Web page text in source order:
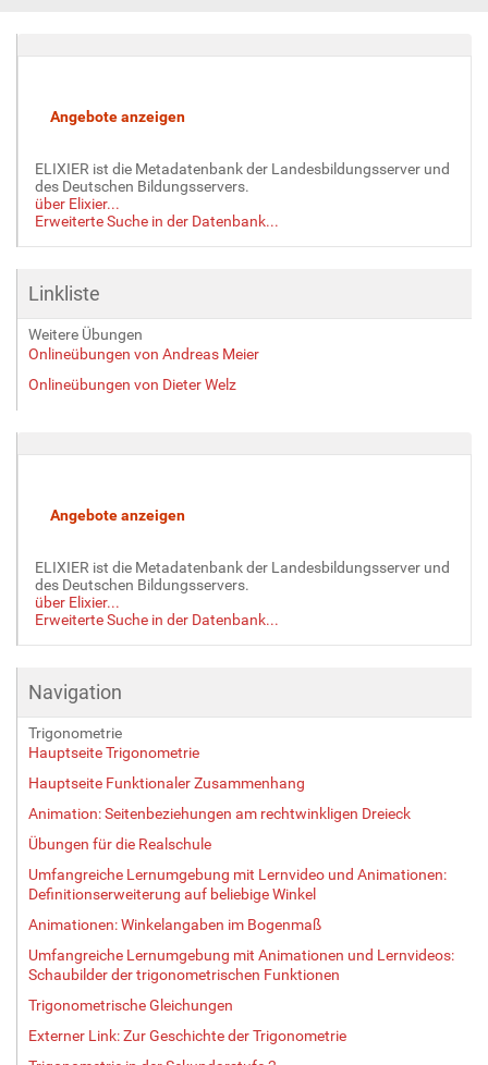
ELIXIER ist die Metadatenbank der Landesbildungsserver und
des Deutschen Bildungsservers.
über Elixier...
Erweiterte Suche in der Datenbank...
Linkliste
Weitere Übungen
Onlineübungen von Andreas Meier
Onlineübungen von Dieter Welz
ELIXIER ist die Metadatenbank der Landesbildungsserver und
des Deutschen Bildungsservers.
über Elixier...
Erweiterte Suche in der Datenbank...
Navigation
Trigonometrie
Hauptseite Trigonometrie
Hauptseite Funktionaler Zusammenhang
Animation: Seitenbeziehungen am rechtwinkligen Dreieck
Übungen für die Realschule
Umfangreiche Lernumgebung mit Lernvideo und Animationen:
Definitionserweiterung auf beliebige Winkel
Animationen: Winkelangaben im Bogenmaß
Umfangreiche Lernumgebung mit Animationen und Lernvideos:
Schaubilder der trigonometrischen Funktionen
Trigonometrische Gleichungen
Externer Link: Zur Geschichte der Trigonometrie